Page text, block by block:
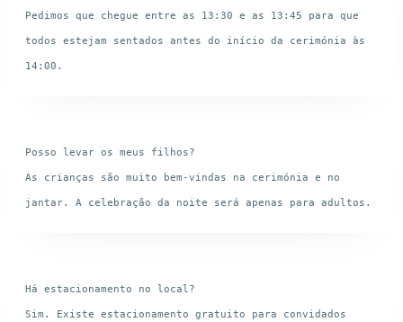
Pedimos que chegue entre as 13:30 e as 13:45 para que
todos estejam sentados antes do início da cerimónia às
Posso levar os meus filhos?
As crianças são muito bem-vindas na cerimónia e no
Há estacionamento no local?
Sim. Existe estacionamento gratuito para convidados